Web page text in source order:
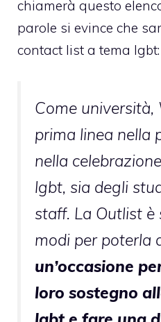
chiamerà questo
parole si evince che
contact list a tema lgbt:
Come università,
prima linea nella
nella
lgbt, sia degli
staff. La Outlist è
modi per poterla
un’occasione
loro sostegno